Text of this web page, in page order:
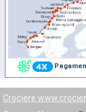
Crociere